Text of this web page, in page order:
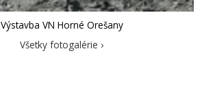
Výstavba VN Horné Orešany
Všetky fotogalérie ›